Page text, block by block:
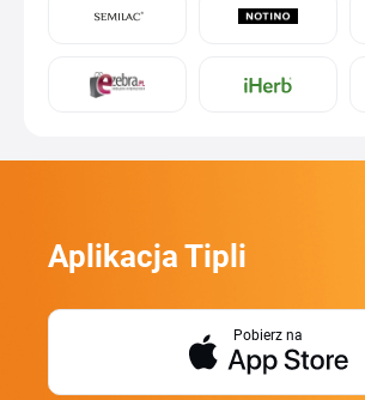
Aplikacja Tipli
Pobierz na